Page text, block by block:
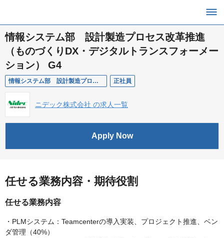
情報システム部 設計製造プロセス改革推進
（ものづくりDX・デジタルトランスフォーメー
ション） G4
情報システム部 設計製造プロセス改革推進（ものづくりDX・デジタルトランスフォーメーション） G4 正社員
ニデック株式会社 の求人一覧
Apply Now
任せる業務内容・期待役割
任せる業務内容
・PLMシステム：Teamcenterの導入実装、プロジェクト推進、ベン
ダ管理（40%）